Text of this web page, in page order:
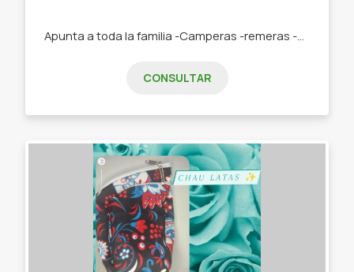
CONSULTAR